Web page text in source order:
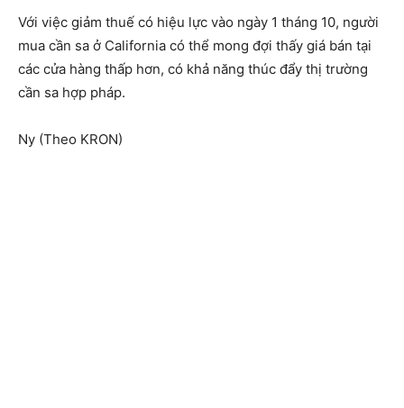
Với việc giảm thuế có hiệu lực vào ngày 1 tháng 10, người
mua cần sa ở California có thể mong đợi thấy giá bán tại
các cửa hàng thấp hơn, có khả năng thúc đẩy thị trường
cần sa hợp pháp.
Ny (Theo KRON)